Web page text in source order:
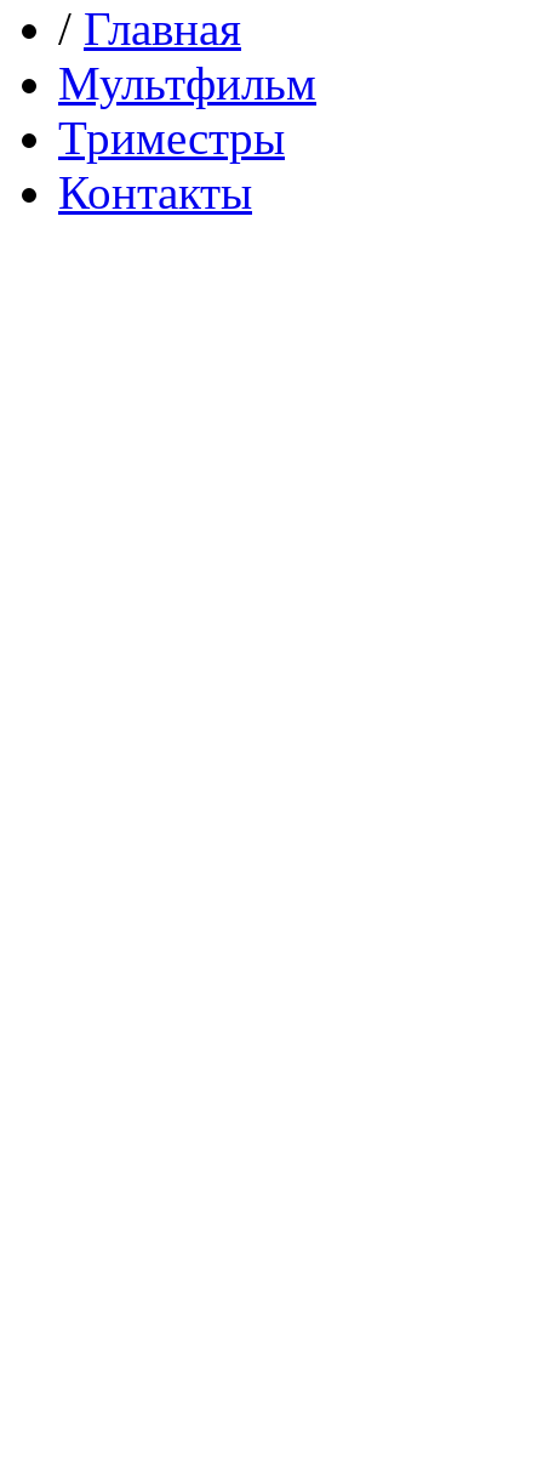
/ Главная
Мультфильм
Триместры
Контакты